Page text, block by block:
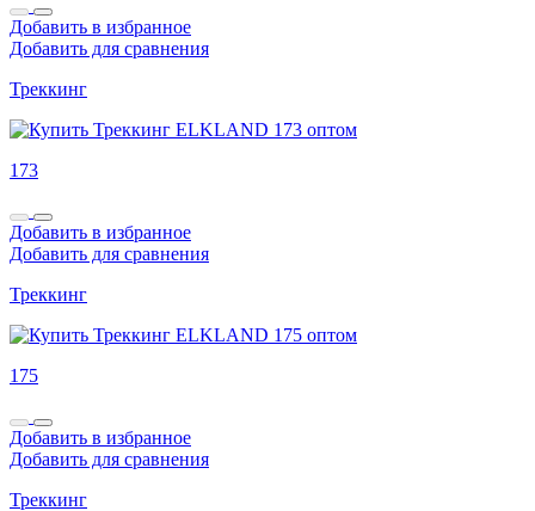
Добавить в избранное
Добавить для сравнения
Треккинг
173
Добавить в избранное
Добавить для сравнения
Треккинг
175
Добавить в избранное
Добавить для сравнения
Треккинг